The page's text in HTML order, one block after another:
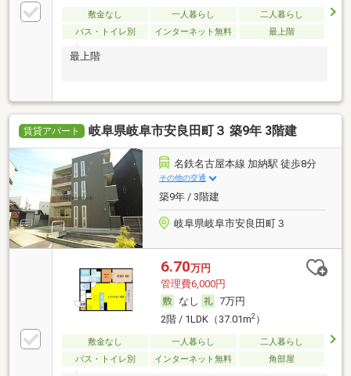
敷金なし 一人暮らし
二人暮らし
バス・トイレ別
インターネット無料 最上階
最上階
賃貸アパート 岐阜県岐阜市安良田町３ 築9年 3階建
名鉄名古屋本線 加納駅 徒歩8分
その他の交通
築9年 / 3階建
岐阜県岐阜市安良田町３
6.70万円
管理費6,000円
なし
7万円
2階 / 1LDK（37.01m2）
敷金なし 一人暮らし
二人暮らし
バス・トイレ別
インターネット無料 角部屋